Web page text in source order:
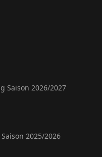
Saison 2026/2027
2025/2026